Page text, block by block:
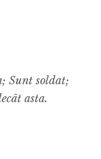
Sunt soldat;
asta.